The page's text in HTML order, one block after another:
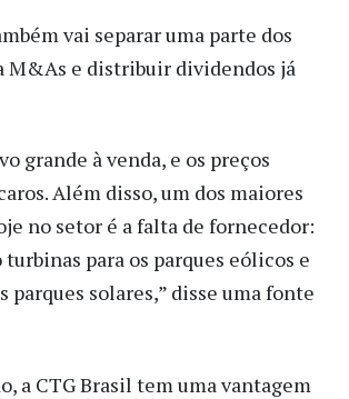
vai separar uma parte dos
M&As e distribuir dividendos já
grande à venda, e os preços
Além disso, um dos maiores
no setor é a falta de fornecedor:
para os parques eólicos e
parques solares,” disse uma fonte
a CTG Brasil tem uma vantagem